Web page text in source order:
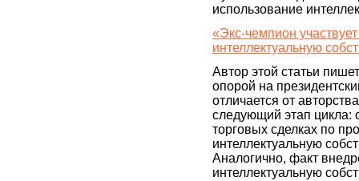
использование
«Экс-чемпион
интеллектуальную
Автор этой статьи
опорой на
отличается от
следующий этап цикла:
торговых сделках по
интеллектуальную
Аналогично, факт
интеллектуальную